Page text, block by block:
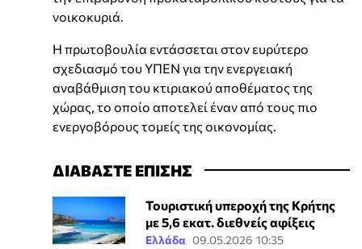
νοικοκυριά.
Η πρωτοβουλία εντάσσεται στον ευρύτερο
σχεδιασμό του ΥΠΕΝ για την ενεργειακή
αναβάθμιση του κτιριακού αποθέματος της
χώρας, το οποίο αποτελεί έναν από τους πιο
ενεργοβόρους τομείς της οικονομίας.
ΔΙΑΒΑΣΤΕ ΕΠΙΣΗΣ
Τουριστική υπεροχή της Κρήτης
με 5,6 εκατ. διεθνείς αφίξεις
Ελλάδα 09.05.2026 10:35